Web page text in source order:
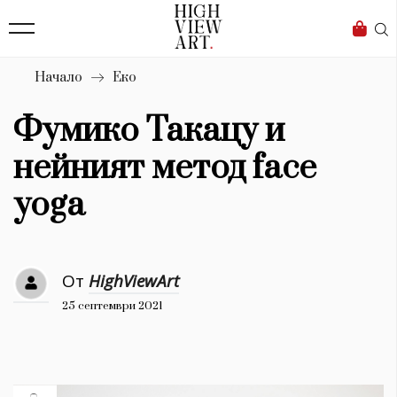
Бизнес
Мода
Dialogue
Изкуство
4340
Красота
Дизайн
Книги
Начало Еко
Фумико Такацу и
нейният метод face
yoga
От HighViewArt
25 септември 2021